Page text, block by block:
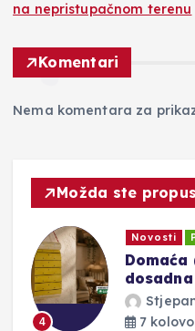
na nepristupačnom terenu
Komentari
Nema komentara za
Možda ste
4
Novosti
Domaća
7